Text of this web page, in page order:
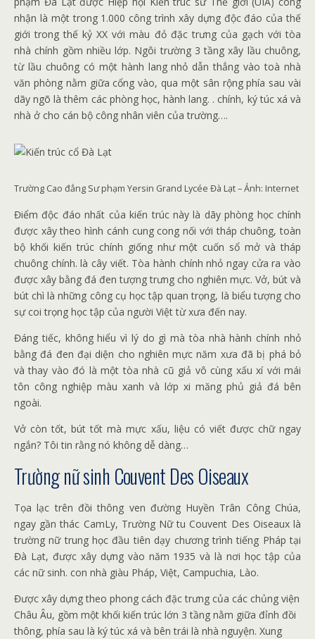
nhận là một trong 1.000 công trình xây dựng độc đáo của thế
giới trong thế kỷ XX với màu đỏ đặc trưng của gạch với tòa
nhà chính gồm nhiều lớp. Ngôi trường 3 tầng xây lầu chuông,
từ lầu chuông có một hành lang nhỏ dẫn thẳng vào toà nhà
văn phòng nằm giữa cổng vào, qua một sân rộng phía sau vài
dãy ngõ là thêm các phòng học, hành lang. . chính, ký túc xá và
nhà ở cho cán bộ công nhân viên của trường….
Trường Cao đẳng Sư phạm Yersin Grand Lycée Đà Lạt – Ảnh: Internet
Điểm độc đáo nhất của kiến ​​trúc này là dãy phòng học chính
được xây theo hình cánh cung cong nối với tháp chuông, toàn
bộ khối kiến ​​trúc chính giống như một cuốn sổ mở và tháp
chuông chính. là cây viết. Tòa hành chính nhỏ ngay cửa ra vào
được xây bằng đá đen tượng trưng cho nghiên mực. Vở, bút và
bút chì là những công cụ học tập quan trọng, là biểu tượng cho
sự coi trọng học tập của người Việt từ xưa đến nay.
Đáng tiếc, không hiểu vì lý do gì mà tòa nhà hành chính nhỏ
bằng đá đen đại diện cho nghiên mực năm xưa đã bị phá bỏ
và thay vào đó là một tòa nhà cũ giả vô cùng xấu xí với mái
tôn công nghiệp màu xanh và lớp xi măng phủ giả đá bên
ngoài.
Vở còn tốt, bút tốt mà mực xấu, liệu có viết được chữ ngay
ngắn? Tôi tin rằng nó không dễ dàng…
Trường nữ sinh Couvent Des Oiseaux
Tọa lạc trên đồi thông ven đường Huyền Trân Công Chúa,
ngay gần thác CamLy, Trường Nữ tu Couvent Des Oiseaux là
trường nữ trung học đầu tiên dạy chương trình tiếng Pháp tại
Đà Lạt, được xây dựng vào năm 1935 và là nơi học tập của
các nữ sinh. con nhà giàu Pháp, Việt, Campuchia, Lào.
Được xây dựng theo phong cách đặc trưng của các chủng viện
Châu Âu, gồm một khối kiến ​​trúc lớn 3 tầng nằm giữa đỉnh đồi
thông, phía sau là ký túc xá và bên trái là nhà nguyện. Xung